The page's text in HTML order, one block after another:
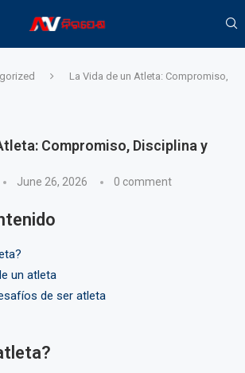
La Vida de un Atleta: Compromiso,
Compromiso, Disciplina y
June 26, 2026 0 comment
un atleta
de ser atleta